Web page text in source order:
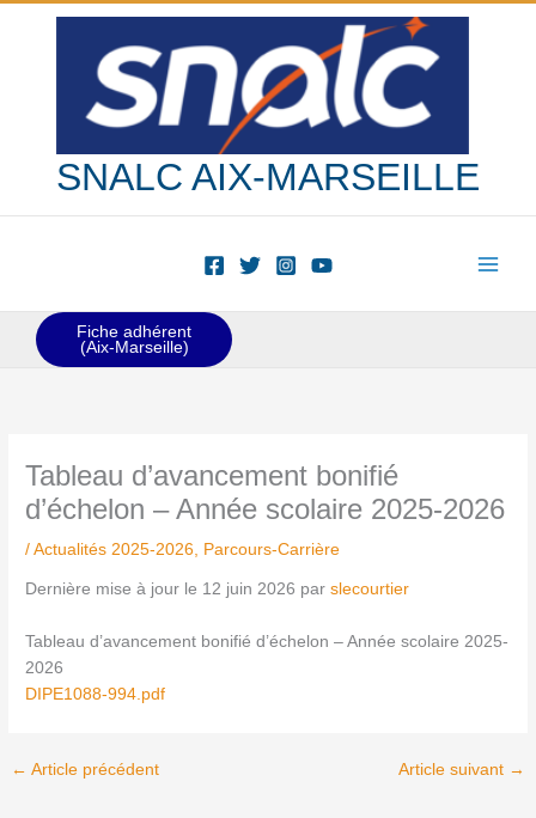
SNALC AIX-MARSEILLE
Fiche adhérent
(Aix-Marseille)
Tableau d’avancement bonifié
d’échelon – Année scolaire 2025-2026
/Actualités 2025-2026 Parcours-Carrière
Dernière mise à jour le 12 juin 2026 parslecourtier
Tableau d’avancement bonifié d’échelon – Année scolaire 2025-
2026
DIPE1088-994.pdf
← Article précédent Article suivant →